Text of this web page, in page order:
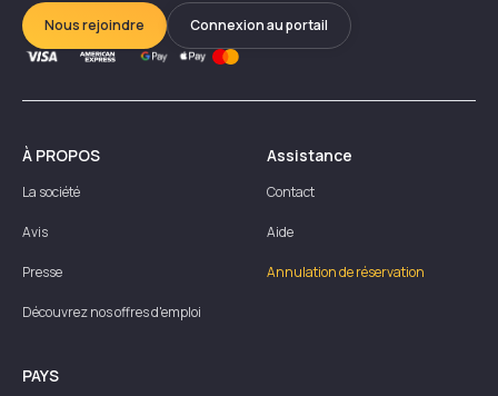
Nous rejoindre Connexion au portail
À PROPOS
La société
Avis
Presse
Découvrez nos offres d'emploi
Assistance
Contact
Aide
Annulation de réservation
PAYS